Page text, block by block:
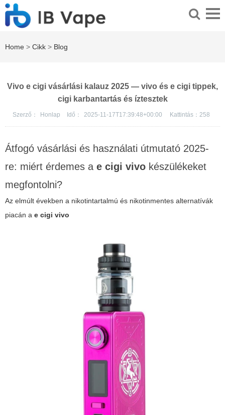
Home > Cikk > Blog
Vivo e cigi vásárlási kalauz 2025 — vivo és e cigi tippek,
cigi karbantartás és íztesztek
Szerző： Honlap Idő： 2025-11-17T17:39:48+00:00 Kattintás： 258
Átfogó vásárlási és használati útmutató 2025-
re: miért érdemes a e cigi vivo készülékeket
megfontolni?
Az elmúlt években a nikotintartalmú és nikotinmentes alternatívák
piacán a e cigi vivo